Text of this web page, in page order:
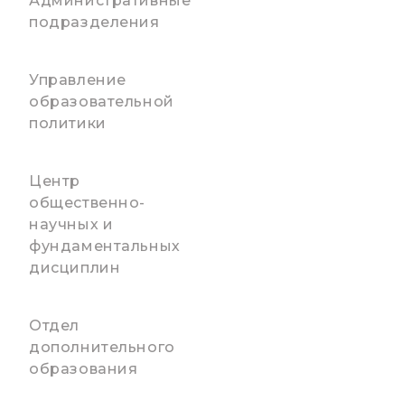
подразделения
Управление
образовательной
политики
Центр
общественно-
научных и
фундаментальных
дисциплин
Отдел
дополнительного
образования